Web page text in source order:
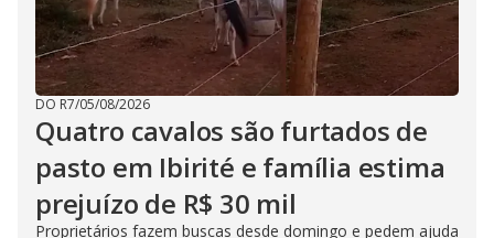
DO R7/05/08/2026
Quatro cavalos são furtados de
pasto em Ibirité e família estima
prejuízo de R$ 30 mil
Proprietários fazem buscas desde domingo e pedem ajuda